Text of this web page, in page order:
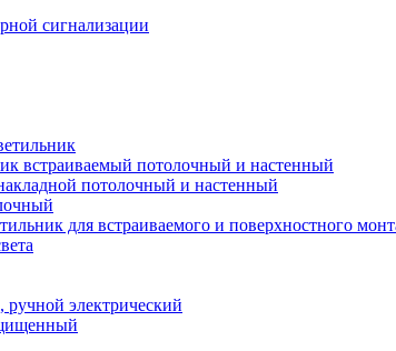
сигнализации
встраиваемый потолочный и настенный
потолочный и настенный
для встраиваемого и поверхностного
электрический